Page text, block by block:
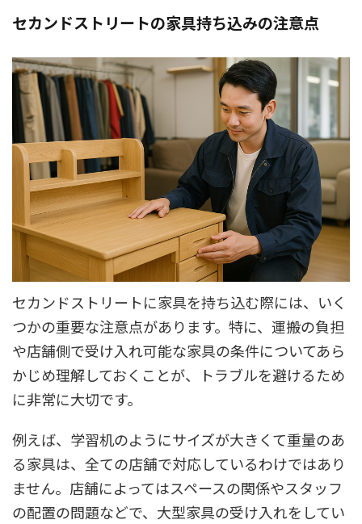
セカンドストリートの家具持ち込みの注意点
セカンドストリートに家具を持ち込む際には、いく
つかの重要な注意点があります。特に、運搬の負担
や店舗側で受け入れ可能な家具の条件についてあら
かじめ理解しておくことが、トラブルを避けるため
に非常に大切です。
例えば、学習机のようにサイズが大きくて重量のあ
る家具は、全ての店舗で対応しているわけではあり
ません。店舗によってはスペースの関係やスタッフ
の配置の問題などで、大型家具の受け入れをしてい